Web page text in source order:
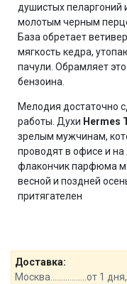
душистых пеларгоний
молотым черным
База обретает
мягкость кедра,
пачули. Обрамляет
бензоина.
Мелодия достаточно
работы. Духи Hermes
зрелым мужчинам,
проводят в офисе и на
флакончик парфюма
весной и поздней
притягателен
Доставка:
Москва.................от 1